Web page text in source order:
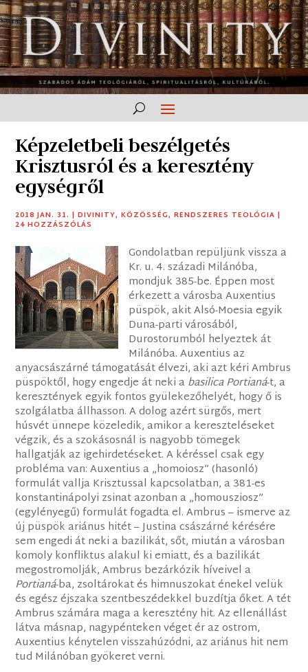
Képzeletbeli beszélgetés
Krisztusról és a keresztény
egységről
2018 JAN. 31. |DIVINITY,KÖZÖSSÉG,RENDSZERES TEOLÓGIA |
24 HOZZÁSZÓLÁS
Gondolatban repüljünk vissza a
Kr. u. 4. századi Milánóba,
mondjuk 385-be. Éppen most
érkezett a városba Auxentius
püspök, akit Alsó-Moesia egyik
Duna-parti városából,
Durostorumból helyeztek át
Milánóba. Auxentius az
anyacsászárné támogatását élvezi, aki azt kéri Ambrus
püspöktől, hogy engedje át neki abasilica Portianá-t, a
keresztények egyik fontos gyülekezőhelyét, hogy ő is
szolgálatba állhasson. A dolog azért sürgős, mert
húsvét ünnepe közeledik, amikor a kereszteléseket
végzik, és a szokásosnál is nagyobb tömegek
hallgatják az igehirdetéseket. A kéréssel csak egy
probléma van: Auxentius a „homoiosz” (hasonló)
formulát vallja Krisztussal kapcsolatban, a 381-es
konstantinápolyi zsinat azonban a „homousziosz”
(egylényegű) formulát fogadta el. Ambrus – ismerve az
új püspök ariánus hitét – Justina császárné kérésére
sem engedi át neki a bazilikát, sőt, miután a városban
komoly konfliktus alakul ki emiatt, és a bazilikát
megostromolják, Ambrus bezárkózik híveivel a
Portianá-ba, zsoltárokat és himnuszokat énekel velük
és egész éjszaka szentbeszédekkel buzdítja őket. A tét
Ambrus számára maga a keresztény hit. Az ellenállást
látva másnap, nagypénteken véget ér az ostrom,
Auxentius kénytelen visszahúzódni, az ariánus hit nem
tud Milánóban gyökeret verni.